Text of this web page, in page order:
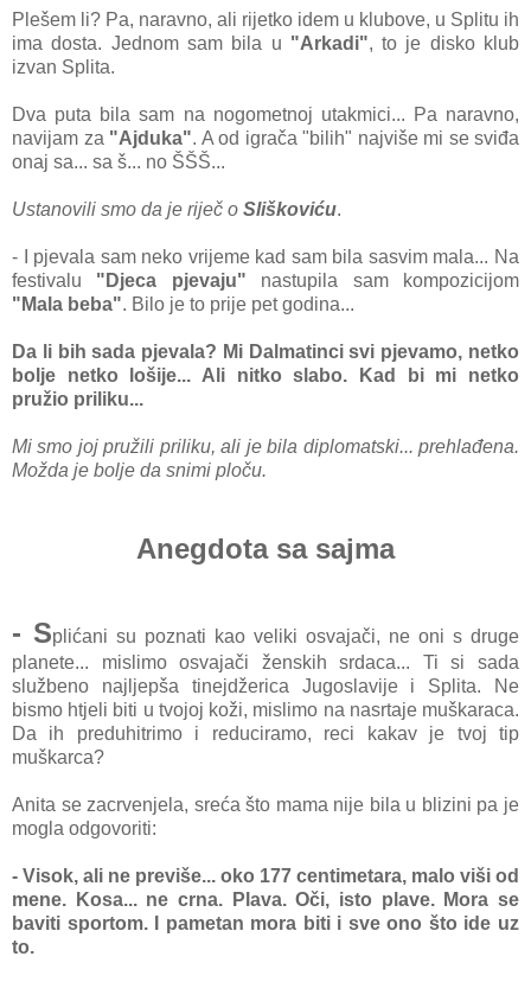
Plešem li? Pa, naravno, ali rijetko idem u klubove, u Splitu ih
ima dosta. Jednom sam bila u "Arkadi", to je disko klub
izvan Splita.
Dva puta bila sam na nogometnoj utakmici... Pa naravno,
navijam za "Ajduka". A od igrača "bilih" najviše mi se sviđa
onaj sa... sa š... no ŠŠŠ...
Ustanovili smo da je riječ o Sliškoviću.
- I pjevala sam neko vrijeme kad sam bila sasvim mala... Na
festivalu "Djeca pjevaju" nastupila sam kompozicijom
"Mala beba". Bilo je to prije pet godina...
Da li bih sada pjevala? Mi Dalmatinci svi pjevamo, netko
bolje netko lošije... Ali nitko slabo. Kad bi mi netko
pružio priliku...
Mi smo joj pružili priliku, ali je bila diplomatski... prehlađena.
Možda je bolje da snimi ploču.
Anegdota sa sajma
- Splićani su poznati kao veliki osvajači, ne oni s druge
planete... mislimo osvajači ženskih srdaca... Ti si sada
službeno najljepša tinejdžerica Jugoslavije i Splita. Ne
bismo htjeli biti u tvojoj koži, mislimo na nasrtaje muškaraca.
Da ih preduhitrimo i reduciramo, reci kakav je tvoj tip
muškarca?
Anita se zacrvenjela, sreća što mama nije bila u blizini pa je
mogla odgovoriti:
- Visok, ali ne previše... oko 177 centimetara, malo viši od
mene. Kosa... ne crna. Plava. Oči, isto plave. Mora se
baviti sportom. I pametan mora biti i sve ono što ide uz
to.